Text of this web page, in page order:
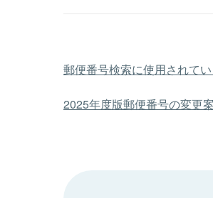
郵便番号検索に使用されて
2025年度版郵便番号の変更